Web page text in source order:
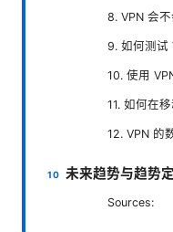
8. VPN 会不
9. 如何测试
10. 使用
11. 如何在
12. VPN 的
未来趋势与趋势
Sources: